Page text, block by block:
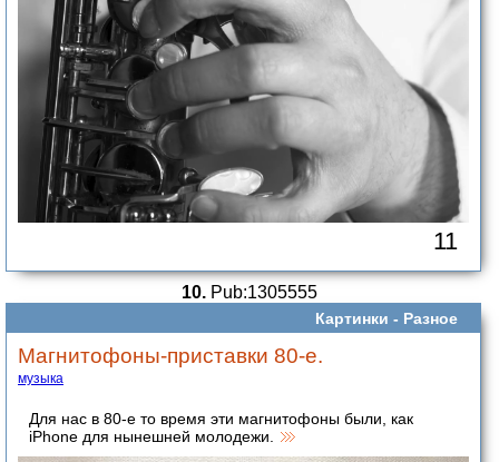
11
10. Pub:1305555
Картинки - Разное
Магнитофоны-приставки 80-е.
музыка
Для нас в 80-е то время эти магнитофоны были, как
iPhone для нынешней молодежи.